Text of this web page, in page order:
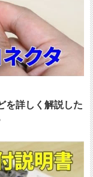
を詳しく解説した